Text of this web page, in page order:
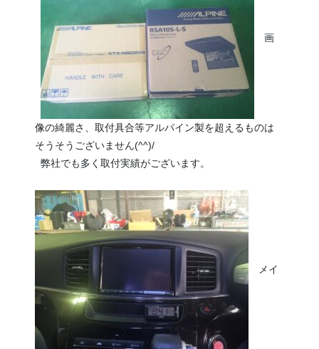
画
像の綺麗さ、取付具合等アルパイン製を超えるものは
そうそうございません(^^)/
弊社でも多く取付実績がございます。
メイ